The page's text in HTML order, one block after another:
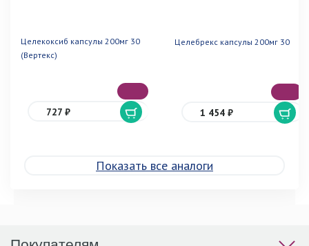
Целекоксиб капсулы 200мг 30
(Вертекс)
727 ₽
Целебрекс капсулы 200мг 30
1 454 ₽
Показать все аналоги